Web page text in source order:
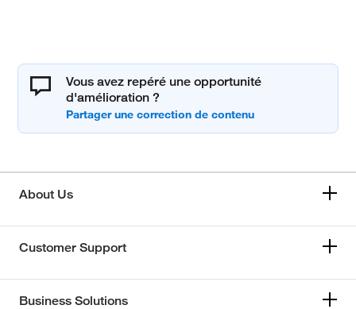
Vous avez repéré une opportunité
d'amélioration ?
About Us
Customer Support
Business Solutions